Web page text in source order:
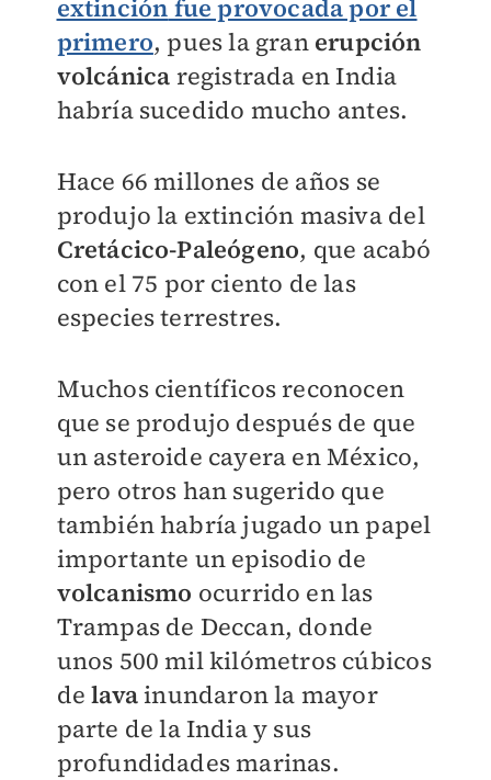
extinción fue provocada por el
primero, pues la gran erupción
volcánica registrada en India
habría sucedido mucho antes.
Hace 66 millones de años se
produjo la extinción masiva del
Cretácico-Paleógeno, que acabó
con el 75 por ciento de las
especies terrestres.
Muchos científicos reconocen
que se produjo después de que
un asteroide cayera en México,
pero otros han sugerido que
también habría jugado un papel
importante un episodio de
volcanismo ocurrido en las
Trampas de Deccan, donde
unos 500 mil kilómetros cúbicos
delavainundaron la mayor
parte de la India y sus
profundidades marinas.